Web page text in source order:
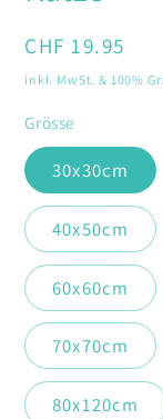
Normaler
Preis
CHF 19.95
inkl. MwSt. & 100%
Grösse
30x30cm
40x50cm
60x60cm
70x70cm
80x120cm